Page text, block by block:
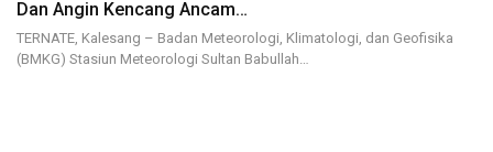
Dan Angin Kencang Ancam…
TERNATE, Kalesang – Badan Meteorologi, Klimatologi, dan Geofisika
(BMKG) Stasiun Meteorologi Sultan Babullah…